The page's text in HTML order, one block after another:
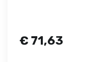
€ 71,63